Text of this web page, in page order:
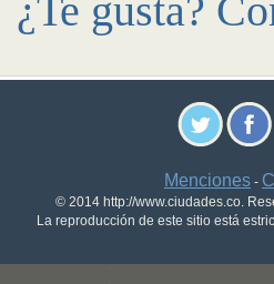
¿Te gusta?
Menciones -
© 2014 http://www.ciudades.co.
La reproducción de este sitio está